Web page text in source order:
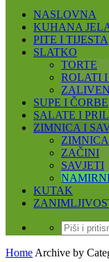
NASLOVNA
KUHANA
PITE I TIJESTA
SLATKO
TORTE
ROLATI
SUPE I ČORBE
SALATE I
ZIMNICA I
ZAČINI
SAVJETI
KUTAK
Home Archive by